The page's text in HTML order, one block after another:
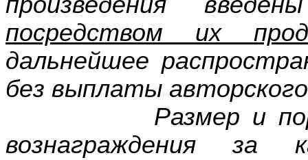
посредством их
дальнейшее
без выплаты
Размер и порядок
вознаграждения за